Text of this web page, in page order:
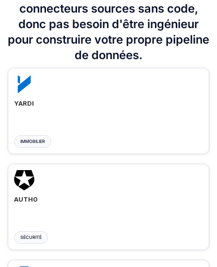
connecteurs sources sans code,
donc pas besoin d'être ingénieur
pour construire votre propre pipeline
de données.
YARDI
IMMOBILIER
AUTH0
SÉCURITÉ